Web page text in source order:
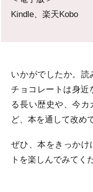
Kindle、楽天Kobo
いかがでしたか。読
チョコレートは身近
る長い歴史や、今
ど、本を通して改め
ぜひ、本をきっかけ
トを楽しんでみてく